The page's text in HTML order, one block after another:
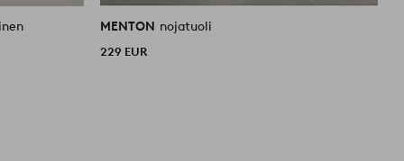
MENTON nojatuoli
229 EUR